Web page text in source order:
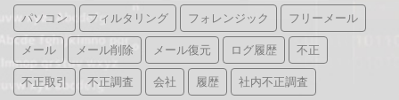
パソコン フィルタリング フォレンジック フリーメール
メール メール削除 メール復元 ログ履歴 不正
不正取引 不正調査 会社 履歴 社内不正調査